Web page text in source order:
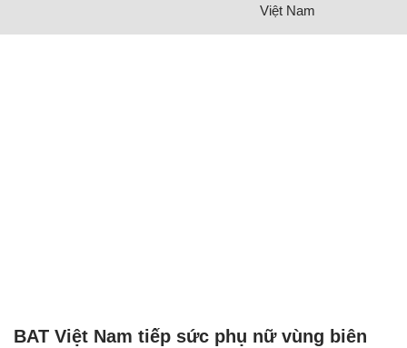
Việt Nam
BAT Việt Nam tiếp sức phụ nữ vùng biên